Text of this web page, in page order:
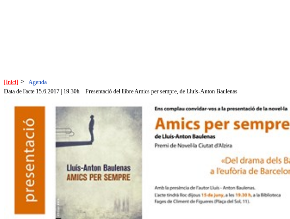
[Inici] > Agenda
Data de l'acte 15.6.2017 | 19.30h
Presentació del llibre Amics per sempre, de Lluís-Anton Baulenas